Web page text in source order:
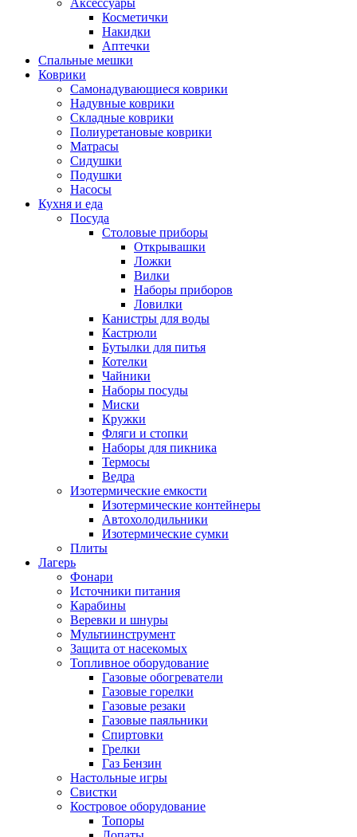
Аксессуары
Косметички
Накидки
Аптечки
Спальные мешки
Коврики
Самонадувающиеся коврики
Надувные коврики
Складные коврики
Полиуретановые коврики
Матрасы
Сидушки
Подушки
Насосы
Кухня и еда
Посуда
Столовые приборы
Открывашки
Ложки
Вилки
Наборы приборов
Ловилки
Канистры для воды
Кастрюли
Бутылки для питья
Котелки
Чайники
Наборы посуды
Миски
Кружки
Фляги и стопки
Наборы для пикника
Термосы
Ведра
Изотермические емкости
Изотермические контейнеры
Автохолодильники
Изотермические сумки
Плиты
Лагерь
Фонари
Источники питания
Карабины
Веревки и шнуры
Мультиинструмент
Защита от насекомых
Топливное оборудование
Газовые обогреватели
Газовые горелки
Газовые резаки
Газовые паяльники
Спиртовки
Грелки
Газ Бензин
Настольные игры
Свистки
Костровое оборудование
Топоры